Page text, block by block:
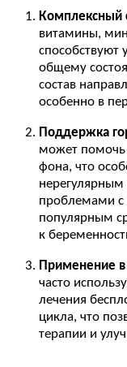
Комплексный
витамины,
способствуют
общему
состав
особенно в
Поддержка
может помочь
фона, что
проблемами с
популярным
к
Применение
часто
лечения
цикла, что
терапии и